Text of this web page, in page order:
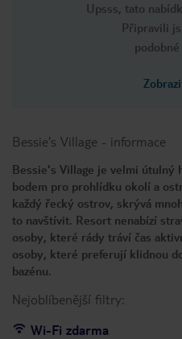
Upsss, tato
Připravili
Bessie's Village - informace
Bessie's Village je velmi útulný
bodem pro prohlídku okolí a
každý řecký ostrov, skrývá
to navštívit. Resort nenabízí
osoby, které rády tráví čas
osoby, které preferují klidnou
bazénu.
Nejoblíbenější filtry:
Wi-Fi zdarma